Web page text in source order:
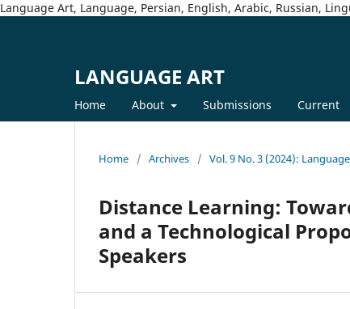
Language Art, Language, Persian, English, Arabic, Russian,
LANGUAGE ART
Home About Submissions Current
Home / Archives / Vol. 9 No. 3 (2024):
Distance Learning:
and a Technological
Speakers